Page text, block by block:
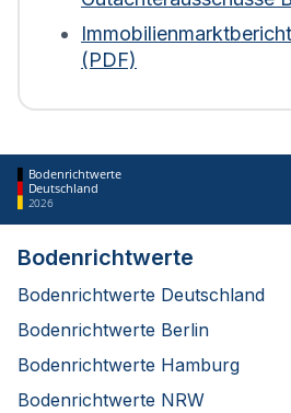
bewertet. Diese Regelung gilt
ab 2025.(PDF)
Bodenrichtwerte
Deutschland
2026
Bodenrichtwerte
Bodenrichtwerte Deutschland
Bodenrichtwerte Berlin
Bodenrichtwerte Hamburg
Bodenrichtwerte NRW